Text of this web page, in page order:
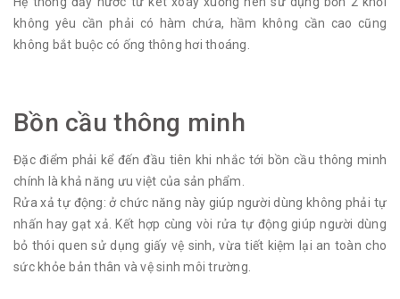
không yêu cần phải có hàm chứa, hầm không cần cao cũng
không bắt buộc có ống thông hơi thoáng.
Bồn cầu thông minh
Đặc điểm phải kể đến đầu tiên khi nhắc tới bồn cầu thông minh
chính là khả năng ưu việt của sản phẩm.
Rửa xả tự động: ở chức năng này giúp người dùng không phải tự
nhấn hay gạt xả. Kết hợp cùng vòi rửa tự động giúp người dùng
bỏ thói quen sử dụng giấy vệ sinh, vừa tiết kiệm lại an toàn cho
sức khỏe bản thân và vệ sinh môi trường.